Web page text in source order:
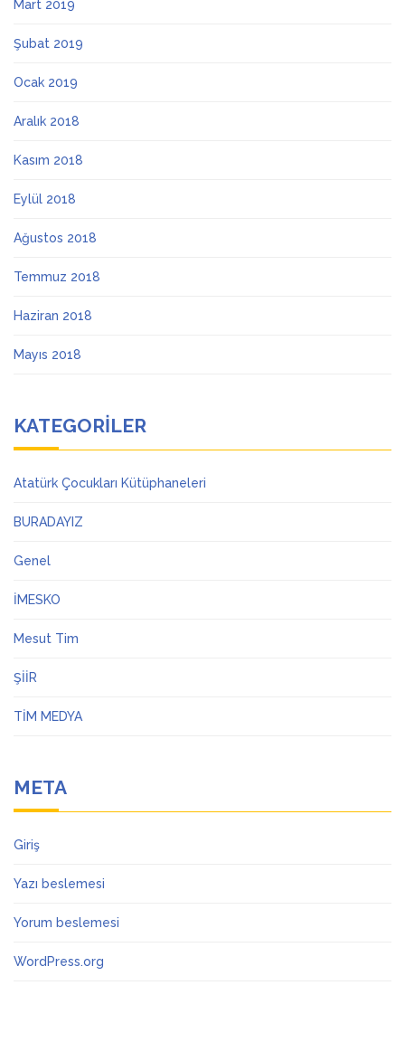
Mart 2019
Şubat 2019
Ocak 2019
Aralık 2018
Kasım 2018
Eylül 2018
Ağustos 2018
Temmuz 2018
Haziran 2018
Mayıs 2018
KATEGORILER
Atatürk Çocukları Kütüphaneleri
BURADAYIZ
Genel
İMESKO
Mesut Tim
ŞİİR
TİM MEDYA
META
Giriş
Yazı beslemesi
Yorum beslemesi
WordPress.org